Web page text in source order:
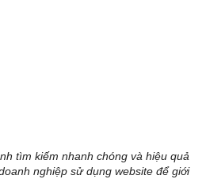
tìm kiếm nhanh chóng và hiệu quả
nghiệp sử dụng website để giới